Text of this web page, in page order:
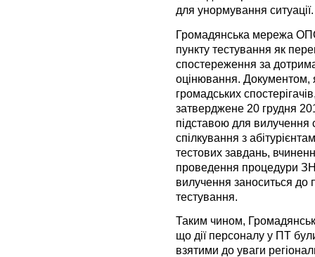
для унормування ситуації.
Громадянська мережа
пункту тестування як
спостереження за
оцінювання. Документом,
громадських
затверджене 20 грудня
підставою для вилучення
спiлкування з
тестових завдань,
проведення процедури
вилучення заноситься
тестування.
Таким чином,
що дії персоналу у ПТ
взятими до уваги